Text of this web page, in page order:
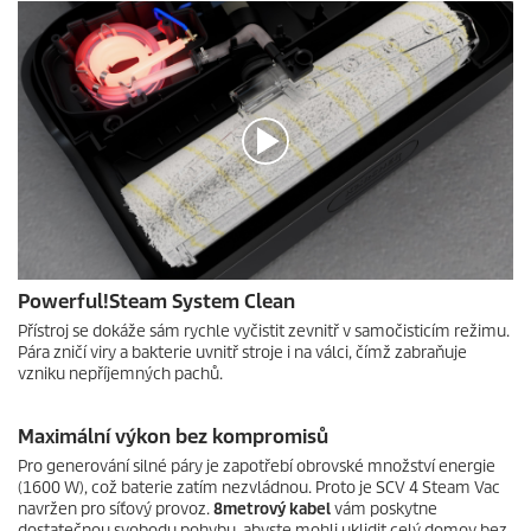
o
n
d
d
s
s
e
c
o
n
o
f
0
s
e
Powerful!Steam System Clean
Přístroj se dokáže sám rychle vyčistit zevnitř v samočisticím režimu.
Pára zničí viry a bakterie uvnitř stroje i na válci, čímž zabraňuje
vzniku nepříjemných pachů.
Maximální výkon bez kompromisů
Pro generování silné páry je zapotřebí obrovské množství energie
(1600 W), což baterie zatím nezvládnou. Proto je SCV 4 Steam Vac
navržen pro síťový provoz.8metrovýkabelvám poskytne